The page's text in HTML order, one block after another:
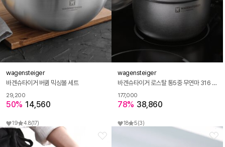
wagensteiger
바겐슈타이거 버큄 믹싱볼 세트
29,200
50% 14,560
19 4.8(17)
wagensteiger
바겐슈타이거 로스탈 통5중 무연마 316 스텐 냄비 라이스팟
177,000
78% 38,860
18 5(3)